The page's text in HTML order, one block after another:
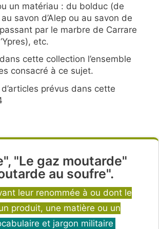
un matériau : du bolduc (de
savon d’Alep ou au savon de
par le marbre de Carrare
etc.
cette collection l’ensemble
consacré à ce sujet.
prévus dans cette
"Le gaz moutarde"
au soufre".
leur renommée à ou dont le
produit, une matière ou un
et jargon militaire